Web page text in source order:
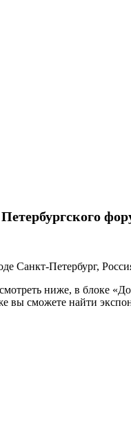
Санкт-Петербург,
ниже, в блоке
вы сможете найти